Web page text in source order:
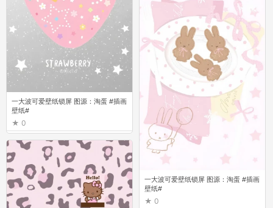
一大波可爱壁纸锁屏 图源：淘蛋 #插画
壁纸#
0
一大波可爱壁纸锁屏 图源：淘蛋 #插画
壁纸#
0